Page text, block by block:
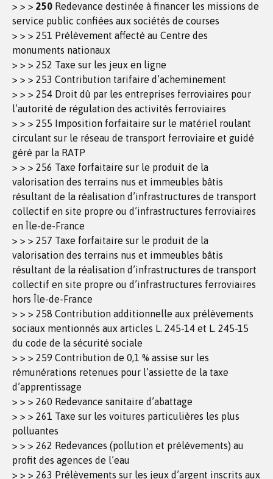
> > > 250 Redevance destinée à financer les missions de
service public confiées aux sociétés de courses
> > > 251 Prélèvement affecté au Centre des
monuments nationaux
> > > 252 Taxe sur les jeux en ligne
> > > 253 Contribution tarifaire d’acheminement
> > > 254 Droit dû par les entreprises ferroviaires pour
l’autorité de régulation des activités ferroviaires
> > > 255 Imposition forfaitaire sur le matériel roulant
circulant sur le réseau de transport ferroviaire et guidé
géré par la RATP
> > > 256 Taxe forfaitaire sur le produit de la
valorisation des terrains nus et immeubles bâtis
résultant de la réalisation d’infrastructures de transport
collectif en site propre ou d’infrastructures ferroviaires
en Île-de-France
> > > 257 Taxe forfaitaire sur le produit de la
valorisation des terrains nus et immeubles bâtis
résultant de la réalisation d’infrastructures de transport
collectif en site propre ou d’infrastructures ferroviaires
hors Île-de-France
> > > 258 Contribution additionnelle aux prélèvements
sociaux mentionnés aux articles L. 245-14 et L. 245-15
du code de la sécurité sociale
> > > 259 Contribution de 0,1 % assise sur les
rémunérations retenues pour l’assiette de la taxe
d’apprentissage
> > > 260 Redevance sanitaire d’abattage
> > > 261 Taxe sur les voitures particulières les plus
polluantes
> > > 262 Redevances (pollution et prélèvements) au
profit des agences de l’eau
> > > 263 Prélèvements sur les jeux d’argent inscrits aux